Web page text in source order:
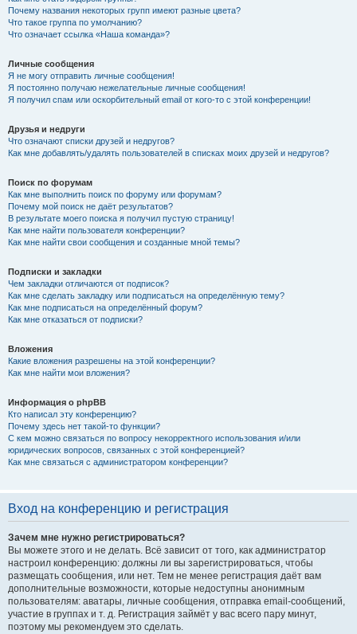
Почему названия некоторых групп имеют разные цвета?
Что такое группа по умолчанию?
Что означает ссылка «Наша команда»?
Личные сообщения
Я не могу отправить личные сообщения!
Я постоянно получаю нежелательные личные сообщения!
Я получил спам или оскорбительный email от кого-то с этой конференции!
Друзья и недруги
Что означают списки друзей и недругов?
Как мне добавлять/удалять пользователей в списках моих друзей и недругов?
Поиск по форумам
Как мне выполнить поиск по форуму или форумам?
Почему мой поиск не даёт результатов?
В результате моего поиска я получил пустую страницу!
Как мне найти пользователя конференции?
Как мне найти свои сообщения и созданные мной темы?
Подписки и закладки
Чем закладки отличаются от подписок?
Как мне сделать закладку или подписаться на определённую тему?
Как мне подписаться на определённый форум?
Как мне отказаться от подписки?
Вложения
Какие вложения разрешены на этой конференции?
Как мне найти мои вложения?
Информация о phpBB
Кто написал эту конференцию?
Почему здесь нет такой-то функции?
С кем можно связаться по вопросу некорректного использования и/или
юридических вопросов, связанных с этой конференцией?
Как мне связаться с администратором конференции?
Вход на конференцию и регистрация
Зачем мне нужно регистрироваться?
Вы можете этого и не делать. Всё зависит от того, как администратор
настроил конференцию: должны ли вы зарегистрироваться, чтобы
размещать сообщения, или нет. Тем не менее регистрация даёт вам
дополнительные возможности, которые недоступны анонимным
пользователям: аватары, личные сообщения, отправка email-сообщений,
участие в группах и т. д. Регистрация займёт у вас всего пару минут,
поэтому мы рекомендуем это сделать.